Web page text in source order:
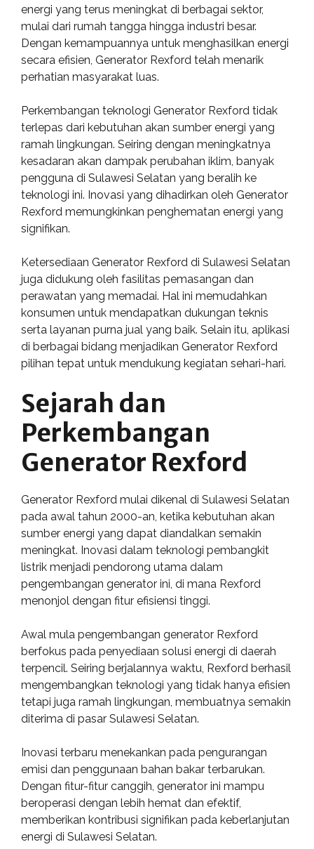
energi yang terus meningkat di berbagai sektor,
mulai dari rumah tangga hingga industri besar.
Dengan kemampuannya untuk menghasilkan energi
secara efisien, Generator Rexford telah menarik
perhatian masyarakat luas.
Perkembangan teknologi Generator Rexford tidak
terlepas dari kebutuhan akan sumber energi yang
ramah lingkungan. Seiring dengan meningkatnya
kesadaran akan dampak perubahan iklim, banyak
pengguna di Sulawesi Selatan yang beralih ke
teknologi ini. Inovasi yang dihadirkan oleh Generator
Rexford memungkinkan penghematan energi yang
signifikan.
Ketersediaan Generator Rexford di Sulawesi Selatan
juga didukung oleh fasilitas pemasangan dan
perawatan yang memadai. Hal ini memudahkan
konsumen untuk mendapatkan dukungan teknis
serta layanan purna jual yang baik. Selain itu, aplikasi
di berbagai bidang menjadikan Generator Rexford
pilihan tepat untuk mendukung kegiatan sehari-hari.
Sejarah dan
Perkembangan
Generator Rexford
Generator Rexford mulai dikenal di Sulawesi Selatan
pada awal tahun 2000-an, ketika kebutuhan akan
sumber energi yang dapat diandalkan semakin
meningkat. Inovasi dalam teknologi pembangkit
listrik menjadi pendorong utama dalam
pengembangan generator ini, di mana Rexford
menonjol dengan fitur efisiensi tinggi.
Awal mula pengembangan generator Rexford
berfokus pada penyediaan solusi energi di daerah
terpencil. Seiring berjalannya waktu, Rexford berhasil
mengembangkan teknologi yang tidak hanya efisien
tetapi juga ramah lingkungan, membuatnya semakin
diterima di pasar Sulawesi Selatan.
Inovasi terbaru menekankan pada pengurangan
emisi dan penggunaan bahan bakar terbarukan.
Dengan fitur-fitur canggih, generator ini mampu
beroperasi dengan lebih hemat dan efektif,
memberikan kontribusi signifikan pada keberlanjutan
energi di Sulawesi Selatan.